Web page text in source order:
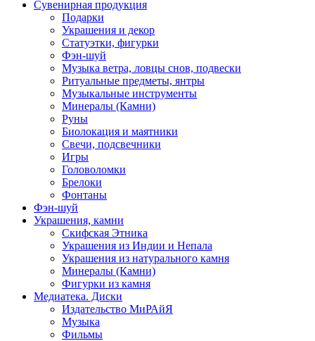
Сувенирная продукция
Подарки
Украшения и декор
Статуэтки, фигурки
Фэн-шуй
Музыка ветра, ловцы снов, подвески
Ритуальные предметы, янтры
Музыкальные инструменты
Минералы (Камни)
Руны
Биолокация и маятники
Свечи, подсвечники
Игры
Головоломки
Брелоки
Фонтаны
Фэн-шуй
Украшения, камни
Скифская Этника
Украшения из Индии и Непала
Украшения из натурального камня
Минералы (Камни)
Фигурки из камня
Медиатека. Диски
Издательство МиРАйЯ
Музыка
Фильмы